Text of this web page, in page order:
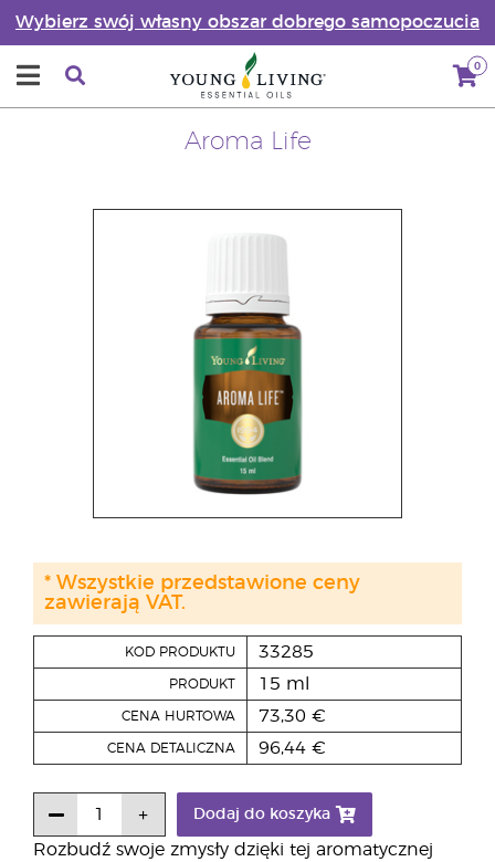
Wybierz swój własny obszar dobrego samopoczucia
0
Aroma Life
Rozbudź swoje zmysły dzięki tej aromatycznej
KOD PRODUKTU 33285
PRODUKT 15 ml
CENA HURTOWA 73,30 €
CENA DETALICZNA 96,44 €
Dodaj do koszyka
* Wszystkie przedstawione ceny
zawierają VAT.